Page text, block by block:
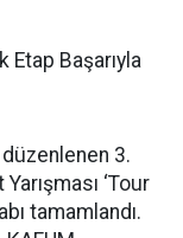
Etap Başarıyla
3.
‘Tour
tamamlandı.